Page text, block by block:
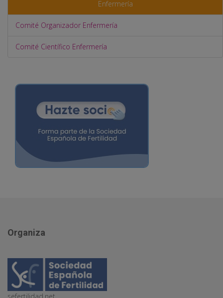
Enfermería
Comité Organizador Enfermería
Comité Científico Enfermería
Organiza